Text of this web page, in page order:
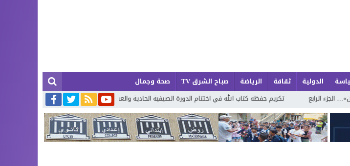
الدولية ثقافة الرياضة صباح الشرق TV
صحة وجمال
تكريم حفظة كتاب الله في اختتام الدورة الصيفية الحادية والعشرين لتحفيظ القرآن الكريم بإقليم بركان إطلاق حصة إضافية